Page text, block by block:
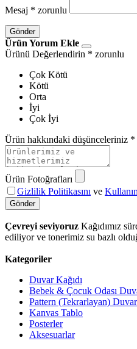
Mesaj * zorunlu
Gönder
Ürün Yorum Ekle
Ürünü Değerlendirin * zorunlu
Çok Kötü
Kötü
Orta
İyi
Çok İyi
Ürün hakkındaki düşünceleriniz *
Ürün Fotoğrafları
Gizlilik Politikasını ve
Gönder
Çevreyi seviyoruz Kağıdımız
ediliyor ve tonerimiz su bazlı
Kategoriler
Duvar Kağıdı
Bebek & Çocuk Odası
Pattern (Tekrarlayan) Duvar
Kanvas Tablo
Posterler
Aksesuarlar